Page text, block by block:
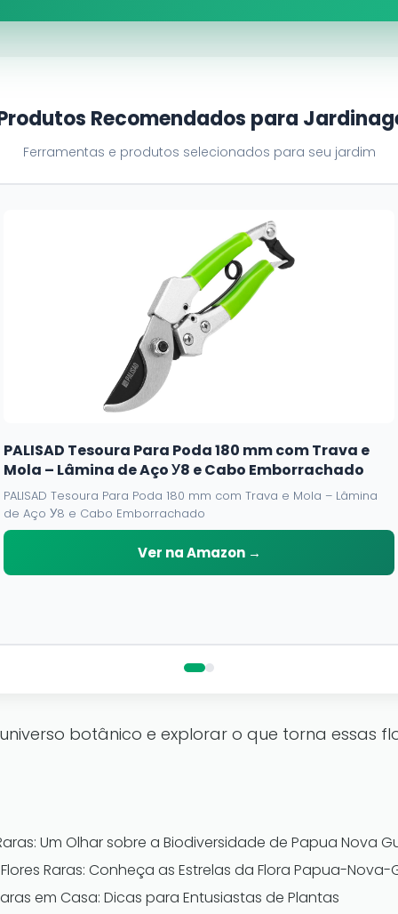
Recomendados para
Ferramentas e produtos selecionados para seu jardim
PALISAD Tesoura Para Poda 180 mm com Trava e
Mola – Lâmina de Aço У8 e Cabo Emborrachado
PALISAD Tesoura Para Poda 180 mm com Trava e Mola – Lâmina
de Aço У8 e Cabo Emborrachado
Ver na Amazon →
botânico e explorar o que torna essas
Um Olhar sobre a Biodiversidade de Papua Nova
Raras: Conheça as Estrelas da Flora Papua-Nova-
em Casa: Dicas para Entusiastas de Plantas